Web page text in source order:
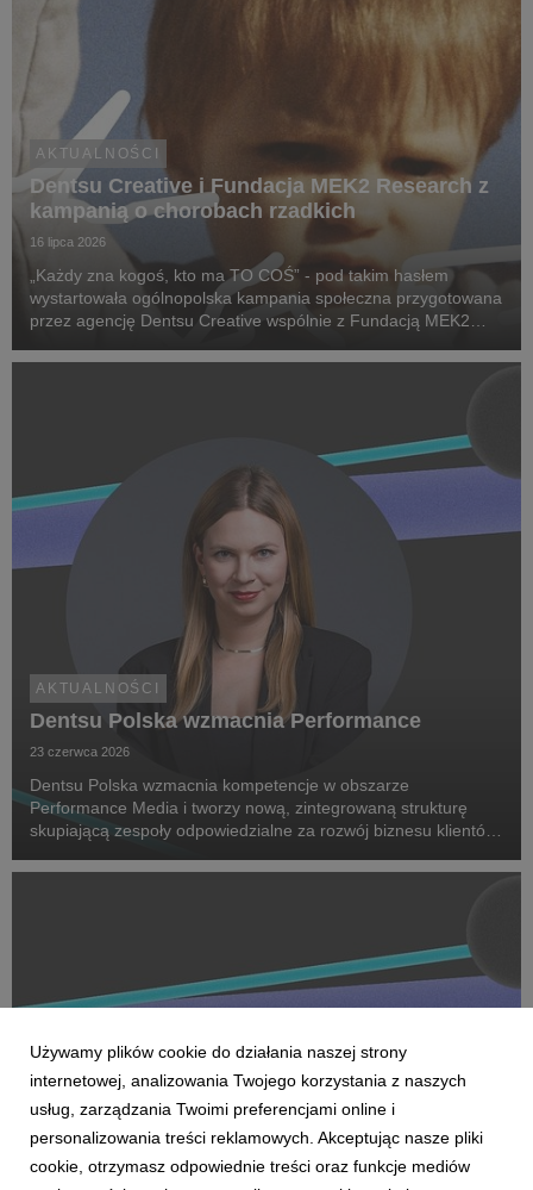
AKTUALNOŚCI
Dentsu Creative i Fundacja MEK2 Research z
kampanią o chorobach rzadkich
16 lipca 2026
„Każdy zna kogoś, kto ma TO COŚ” - pod takim hasłem
wystartowała ogólnopolska kampania społeczna przygotowana
przez agencję Dentsu Creative wspólnie z Fundacją MEK2
chorób rzadkich, zwrócenie uwagi na problemy pac...
AKTUALNOŚCI
Dentsu Polska wzmacnia Performance
23 czerwca 2026
Dentsu Polska wzmacnia kompetencje w obszarze
Performance Media i tworzy nową, zintegrowaną strukturę
skupiającą zespoły odpowiedzialne za rozwój biznesu klientów
Na czele nowego obszaru stanęła Marta Bińczyk jako H...
AKTUALNOŚCI
Używamy plików cookie do działania naszej strony
internetowej, analizowania Twojego korzystania z naszych
usług, zarządzania Twoimi preferencjami online i
personalizowania treści reklamowych. Akceptując nasze pliki
cookie, otrzymasz odpowiednie treści oraz funkcje mediów